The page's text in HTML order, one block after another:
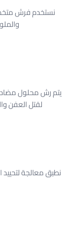
نستخدم فرش
يتم رش محلول مضاد
لقتل العفن
نطبق معالجة